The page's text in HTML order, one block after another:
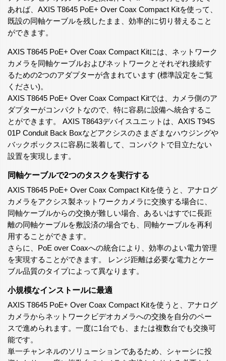
あれば、AXIS T8645 PoE+ Over Coax Compact Kitを使って、
既設の同軸ケーブルを残したまま、効率的に切り替えること
ができます。
AXIS T8645 PoE+ Over Coax Compact Kitには、ネットワーク
カメラを同軸ケーブルおよびネットワークとそれぞれ接続す
るための2つのアダプターが含まれています (標準設定をご覧
ください)。
AXIS T8645 PoE+ Over Coax Compact Kitでは、カメラ側のア
ダプターがコンパクトなので、特に容易に設備へ統合するこ
とができます。 AXIS T8643デバイスユニットは、AXIS T94S
01P Conduit Back Boxなどアクシスのさまざまなハウジングや
バックボックスに容易に装着して、コンパクトで目立たない
設置を実現します。
同軸ケーブルで2つのタスクを実行する
AXIS T8645 PoE+ Over Coax Compact Kitを使うと、アナログ
カメラをアクシス製ネットワークカメラに交換する場合に、
同軸ケーブルからの交換が難しい場合、あるいはすでに長距
離の同軸ケーブルを敷設済の場合でも、同軸ケーブルを再利
用することができます。
さらに、PoE over Coaxへの統合により、効率のよい電力管理
を実現することができます。 レンジ距離は必要な電力とケー
ブル品質のタイプによって異なります。
小規模なインストールに最適
AXIS T8645 PoE+ Over Coax Compact Kitを使うと、アナログ
カメラからネットワークビデオカメラへの交換を自分のペー
スで進められます。一度に1台でも、または複数台でも交換可
能です。
単一チャンネルのソリューションであるため、シャーシに投